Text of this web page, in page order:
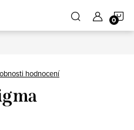
hodnocení